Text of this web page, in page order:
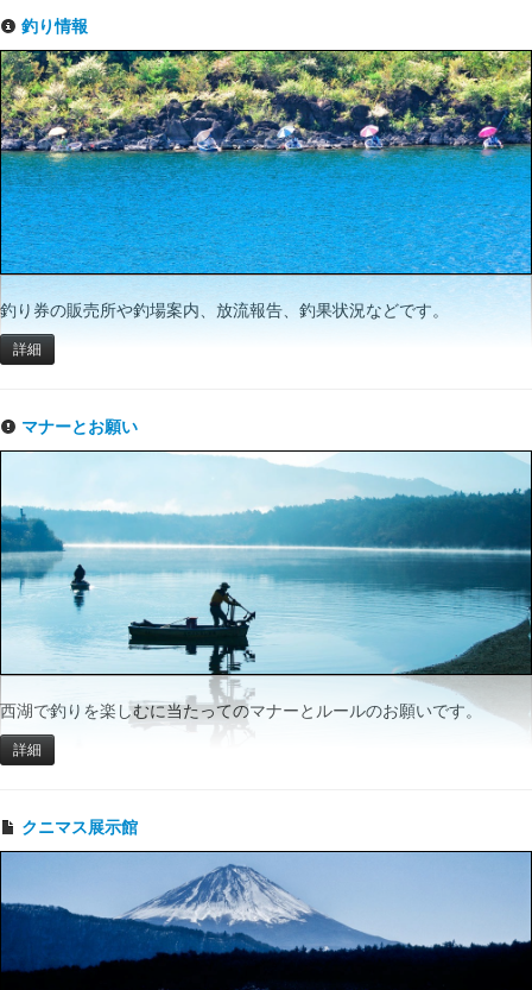
釣り情報
釣り券の販売所や釣場案内、放流報告、釣果状況などです。
詳細
マナーとお願い
西湖で釣りを楽しむに当たってのマナーとルールのお願いです。
詳細
クニマス展示館